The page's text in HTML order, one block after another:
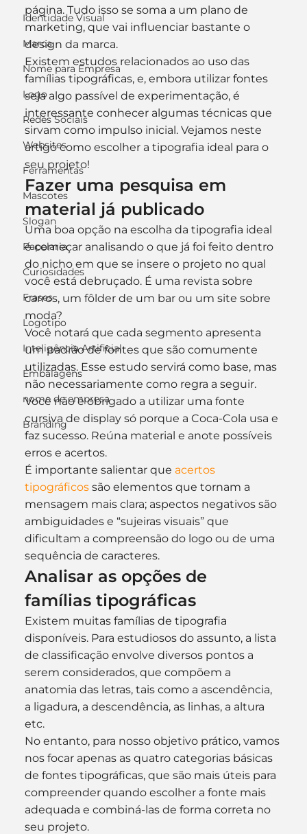
Identidade Visual
Marca
Nome para Empresa
Logo
Redes Sociais
Websites
Ferramentas
Mascotes
Slogan
Papelaria
Curiosidades
Frases
Logotipo
Inteligência Artificial
Embalagens
nome de empresa
Branding
página. Tudo isso se soma a um plano de
marketing, que vai influenciar bastante o
design da marca.
Existem estudos relacionados ao uso das
famílias tipográficas, e, embora utilizar fontes
seja algo passível de experimentação, é
interessante conhecer algumas técnicas que
sirvam como impulso inicial. Vejamos neste
artigo como escolher a tipografia ideal para o
seu projeto!
Fazer uma pesquisa em
material já publicado
Uma boa opção na escolha da tipografia ideal
é começar analisando o que já foi feito dentro
do nicho em que se insere o projeto no qual
você está debruçado. É uma revista sobre
carros, um fôlder de um bar ou um site sobre
moda?
Você notará que cada segmento apresenta
um padrão de fontes que são comumente
utilizadas. Esse estudo servirá como base, mas
não necessariamente como regra a seguir.
Você não é obrigado a utilizar uma fonte
cursiva de display só porque a Coca-Cola usa e
faz sucesso. Reúna material e anote possíveis
erros e acertos.
É importante salientar que acertos
tipográficos são elementos que tornam a
mensagem mais clara; aspectos negativos são
ambiguidades e “sujeiras visuais” que
dificultam a compreensão do logo ou de uma
sequência de caracteres.
Analisar as opções de
famílias tipográficas
Existem muitas famílias de tipografia
disponíveis. Para estudiosos do assunto, a lista
de classificação envolve diversos pontos a
serem considerados, que compõem a
anatomia das letras, tais como a ascendência,
a ligadura, a descendência, as linhas, a altura
etc.
No entanto, para nosso objetivo prático, vamos
nos focar apenas as quatro categorias básicas
de fontes tipográficas, que são mais úteis para
compreender quando escolher a fonte mais
adequada e combiná-las de forma correta no
seu projeto.